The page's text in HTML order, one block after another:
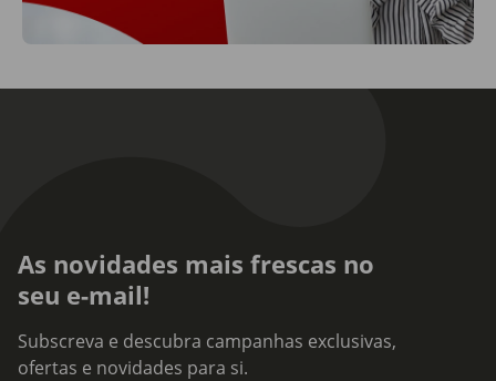
As novidades mais frescas no
seu e-mail!
Subscreva e descubra campanhas exclusivas,
ofertas e novidades para si.